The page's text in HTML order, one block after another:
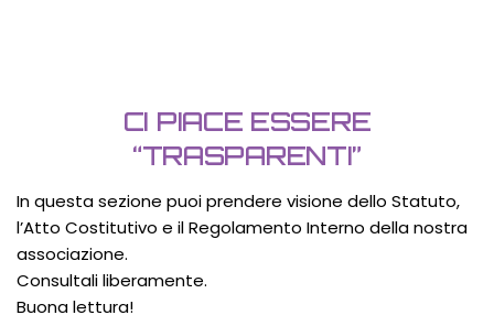
CI PIACE ESSERE
“TRASPARENTI”
In questa sezione puoi prendere visione dello Statuto,
l’Atto Costitutivo e il Regolamento Interno della nostra
associazione.
Consultali liberamente.
Buona lettura!